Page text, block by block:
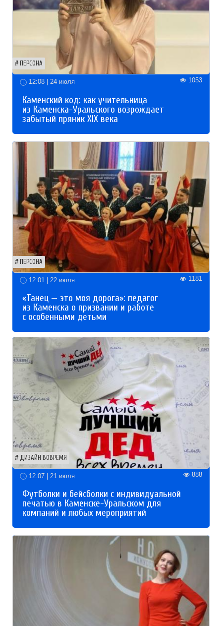
ПЕРСОНА
12:08 | 24 июля 1053
Каменский код: как учительница
из Каменска-Уральского возрождает
забытый пряник XIX века
ПЕРСОНА
12:01 | 22 июля 1181
«Танец — это моя дорога»: педагог
из Каменска о призвании и работе
с особенными детьми
ДИЗАЙН ВОВРЕМЯ
12:07 | 21 июля 888
Футболки и бейсболки с индивидуальной
печатью в Каменске-Уральском для
компаний и любых мероприятий